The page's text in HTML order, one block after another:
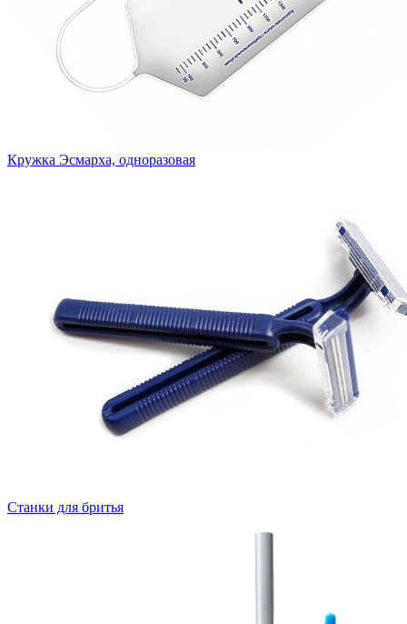
Кружка Эсмарха, одноразовая
Станки для бритья